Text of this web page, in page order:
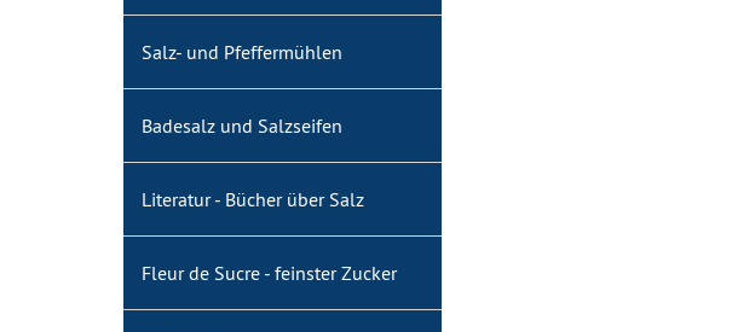
Salz- und Pfeffermühlen
Badesalz und Salzseifen
Literatur - Bücher über Salz
Fleur de Sucre - feinster Zucker